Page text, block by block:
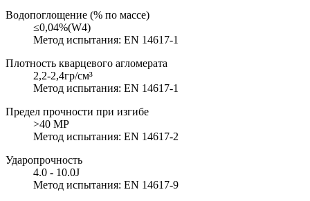
Водопоглощение (% по массе)
≤0,04%(W4)
Метод испытания: EN 14617-1
Плотность кварцевого агломерата
2,2-2,4гр/см³
Метод испытания: EN 14617-1
Предел прочности при изгибе
>40 MP
Метод испытания: EN 14617-2
Ударопрочность
4.0 - 10.0J
Метод испытания: EN 14617-9